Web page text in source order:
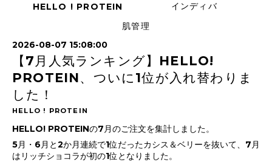
HELLO ! PROTEIN
インディバ
肌管理
2026-08-07 15:08:00
【7月人気ランキング】HELLO!
PROTEIN、ついに1位が入れ替わりま
した！
HELLO ! PROTEIN
HELLO! PROTEINの7月のご注文を集計しました。
5月・6月と2か月連続で1位だったカシス＆ベリーを抜いて、7月
はリッチショコラが初の1位となりました。